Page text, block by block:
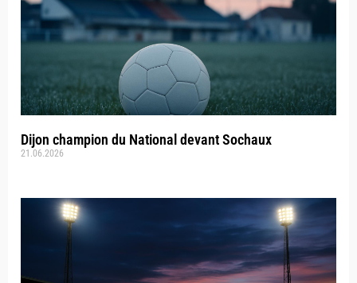
Dijon champion du National devant Sochaux
21.06.2026